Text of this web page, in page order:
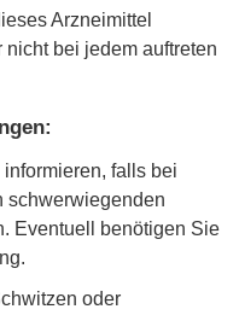
Arzneimittel
bei jedem auftreten
falls bei
schwerwiegenden
Eventuell benötigen Sie
oder